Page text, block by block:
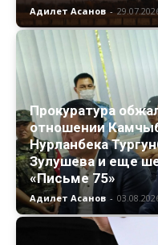
Адилет Асанов -
Прокуратура
отношении
Нурланбека
Зулушева и еще
«Письме 75»
Адилет Асанов -